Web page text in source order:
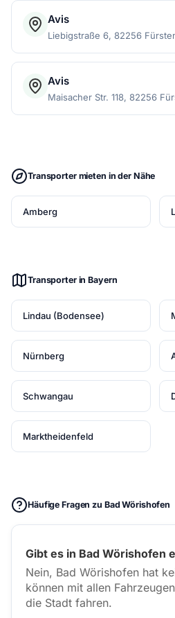
Avis
Liebigstraße 6, 82256
Avis
Maisacher Str. 118, 82256
Transporter mieten in der Nähe
Amberg
Transporter in Bayern
Lindau (Bodensee)
Nürnberg
Schwangau
Marktheidenfeld
Häufige Fragen zu Bad Wörishofen
Gibt es in Bad Wörishofen
Nein, Bad Wörishofen hat
können mit allen
die Stadt fahren.